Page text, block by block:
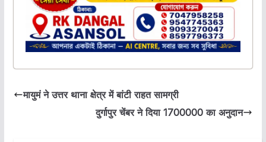
मायुमं ने उत्तर थाना क्षेत्र में बांटी राहत सामग्री
दुर्गापुर चेंबर ने दिया 1700000 का अनुदान